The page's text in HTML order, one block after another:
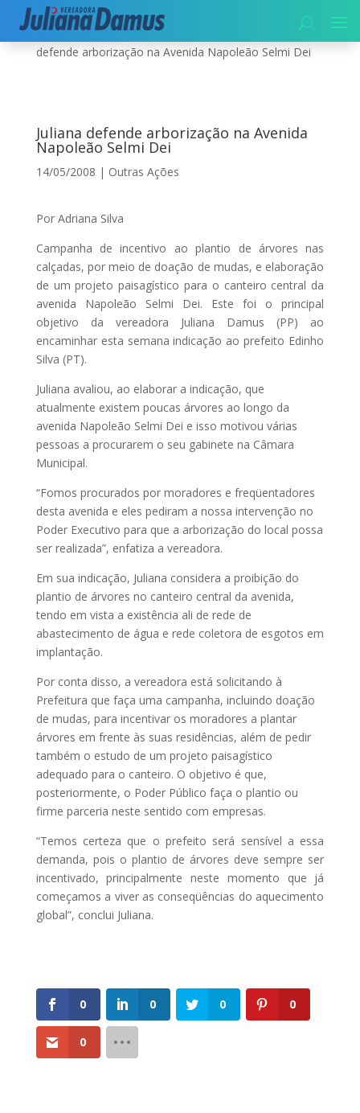
Início|Meio Ambiente|
defende arborização na Avenida Napoleão Selmi Dei
Juliana defende arborização na Avenida
Napoleão Selmi Dei
14/05/2008 | Outras Ações
Por Adriana Silva
Campanha de incentivo ao plantio de árvores nas
calçadas, por meio de doação de mudas, e elaboração
de um projeto paisagístico para o canteiro central da
avenida Napoleão Selmi Dei. Este foi o principal
objetivo da vereadora Juliana Damus (PP) ao
encaminhar esta semana indicação ao prefeito Edinho
Silva (PT).
Juliana avaliou, ao elaborar a indicação, que
atualmente existem poucas árvores ao longo da
avenida Napoleão Selmi Dei e isso motivou várias
pessoas a procurarem o seu gabinete na Câmara
Municipal.
“Fomos procurados por moradores e freqüentadores
desta avenida e eles pediram a nossa intervenção no
Poder Executivo para que a arborização do local possa
ser realizada”, enfatiza a vereadora.
Em sua indicação, Juliana considera a proibição do
plantio de árvores no canteiro central da avenida,
tendo em vista a existência ali de rede de
abastecimento de água e rede coletora de esgotos em
implantação.
Por conta disso, a vereadora está solicitando à
Prefeitura que faça uma campanha, incluindo doação
de mudas, para incentivar os moradores a plantar
árvores em frente às suas residências, além de pedir
também o estudo de um projeto paisagístico
adequado para o canteiro. O objetivo é que,
posteriormente, o Poder Público faça o plantio ou
firme parceria neste sentido com empresas.
“Temos certeza que o prefeito será sensível a essa
demanda, pois o plantio de árvores deve sempre ser
incentivado, principalmente neste momento que já
começamos a viver as conseqüências do aquecimento
global”, conclui Juliana.
0 0 0 0
0